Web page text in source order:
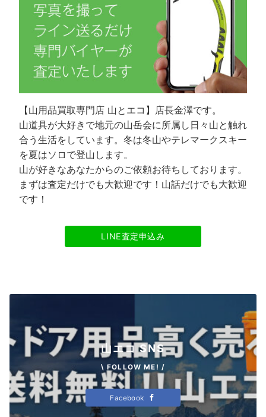
【山用品買取専門店 山とエコ】店長金澤です。
山道具が大好きで地元の山岳会に所属し日々山と触れ
合う生活をしています。冬は冬山やテレマークスキー
を夏はソロで登山します。
山が好きなあなたからのご依頼お待ちしております。
まずは査定だけでも大歓迎です！山話だけでも大歓迎
です！
LINE査定申込み
山エコ SNS
\ FOLLOW ME! /
Facebook